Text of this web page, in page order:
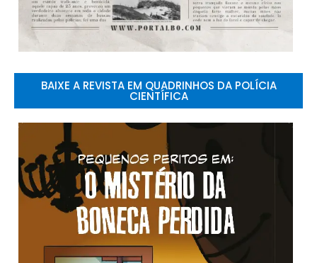
BAIXE A REVISTA EM QUADRINHOS DA POLÍCIA
CIENTÍFICA